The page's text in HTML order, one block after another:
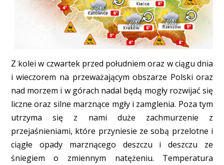
Z kolei w czwartek przed południem oraz w ciągu dnia
i wieczorem na przeważającym obszarze Polski oraz
nad morzem i w górach nadal będą mogły rozwijać się
liczne oraz silne marznące mgły i zamglenia. Poza tym
utrzyma się z nami duże zachmurzenie z
przejaśnieniami, które przyniesie ze sobą przelotne i
ciągłe opady marznącego deszczu i deszczu ze
śniegiem o zmiennym natężeniu. Temperatura